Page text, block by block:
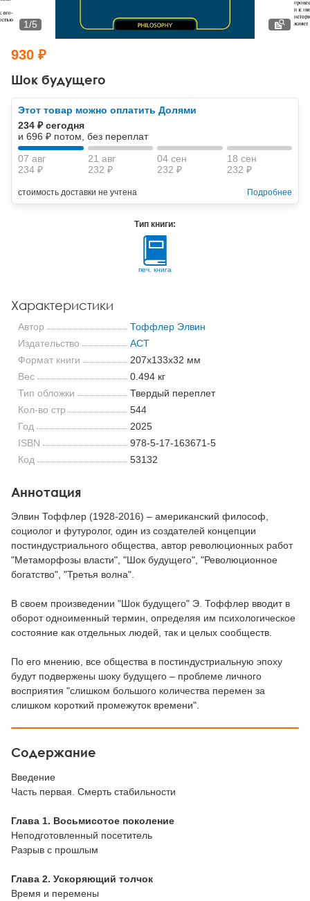
Тревожные расстройства, панические атаки
Психодрама
Другие направления психотерапии
Классический, эриксоновский гипноз и НЛП
НЛП
Психология труда и эргономика
Социальная психология
Социальная и организационная психология
Классический и юнгианский психоанализ
Шок будущего
1/5
930 ₽
Этот товар можно оплатить Долями
234 ₽ сегодня
и 696 ₽ потом, без переплат
07 авг
234 ₽
21 авг
232 ₽
04 сен
232 ₽
18 сен
232 ₽
стоимость доставки не учтена Подробнее
Тип книги:
печ. книга
Характеристики
Автор
Тоффлер Элвин
Издательство
АСТ
Формат книги
207x133x32 мм
Вес
0.494 кг
Тип обложки
Твердый переплет
Кол-во стр
544
Год
2025
ISBN
978-5-17-163671-5
Код
53132
Аннотация
Элвин Тоффлер (1928-2016) – американский философ,
социолог и футуролог, один из создателей концепции
постиндустриального общества, автор революционных работ
"Метаморфозы власти", "Шок будущего", "Революционное
богатство", "Третья волна".
В своем произведении "Шок будущего" Э. Тоффлер вводит в
оборот одноименный термин, определяя им психологическое
состояние как отдельных людей, так и целых сообществ.
По его мнению, все общества в постиндустриальную эпоху
будут подвержены шоку будущего – проблеме личного
восприятия "слишком большого количества перемен за
слишком короткий промежуток времени".
Содержание
Введение
Часть первая. Смерть стабильности
Глава 1. Восьмисотое поколение
Неподготовленный посетитель
Разрыв с прошлым
Глава 2. Ускоряющий толчок
Время и перемены